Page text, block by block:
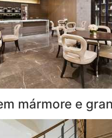
mármore e